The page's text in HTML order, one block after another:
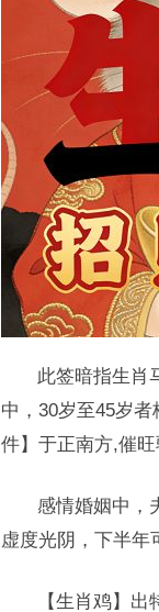
此签暗指生肖
中，30岁至45岁
件】于正南方,催旺
感情婚姻中，
虚度光阴，下半年
【生肖鸡】出